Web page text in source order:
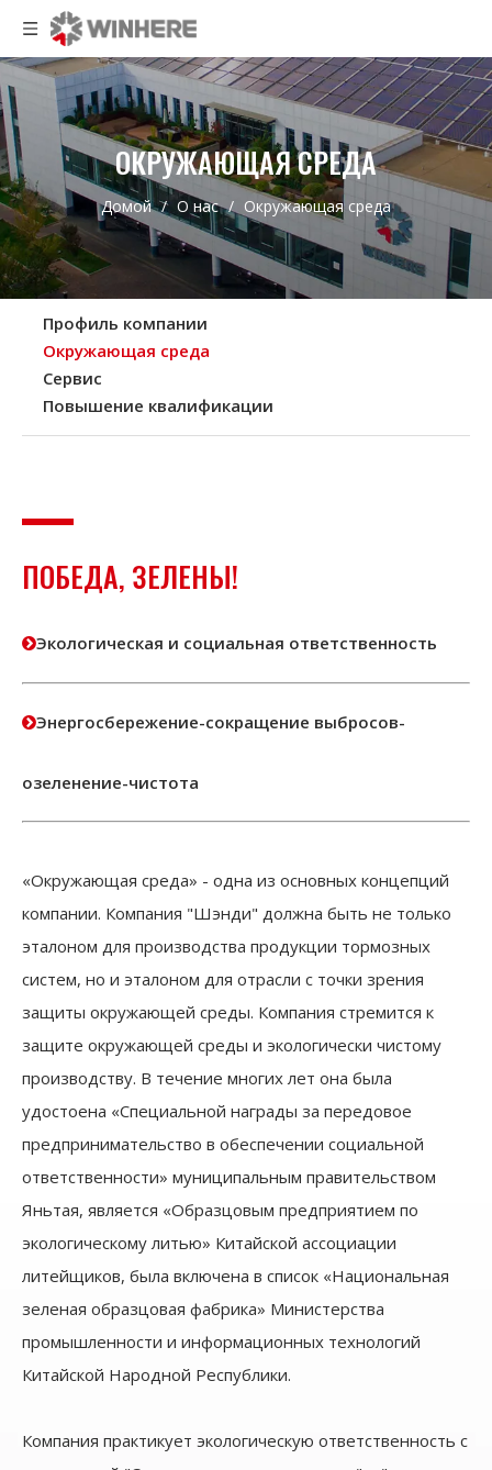
ОКРУЖАЮЩАЯ СРЕДА
Домой / О нас / Окружающая среда
Профиль компании
Окружающая среда
Сервис
Повышение квалификации
ПОБЕДА, ЗЕЛЕНЫ!
Экологическая и социальная ответственность
Энергосбережение-сокращение выбросов-
озеленение-чистота
«Окружающая среда» - одна из основных концепций
компании. Компания "Шэнди" должна быть не только
эталоном для производства продукции тормозных
систем, но и эталоном для отрасли с точки зрения
защиты окружающей среды. Компания стремится к
защите окружающей среды и экологически чистому
производству. В течение многих лет она была
удостоена «Специальной награды за передовое
предпринимательство в обеспечении социальной
ответственности» муниципальным правительством
Яньтая, является «Образцовым предприятием по
экологическому литью» Китайской ассоциации
литейщиков, была включена в список «Национальная
зеленая образцовая фабрика» Министерства
промышленности и информационных технологий
Китайской Народной Республики.
Компания практикует экологическую ответственность с